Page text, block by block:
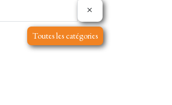
Toutes les catégories